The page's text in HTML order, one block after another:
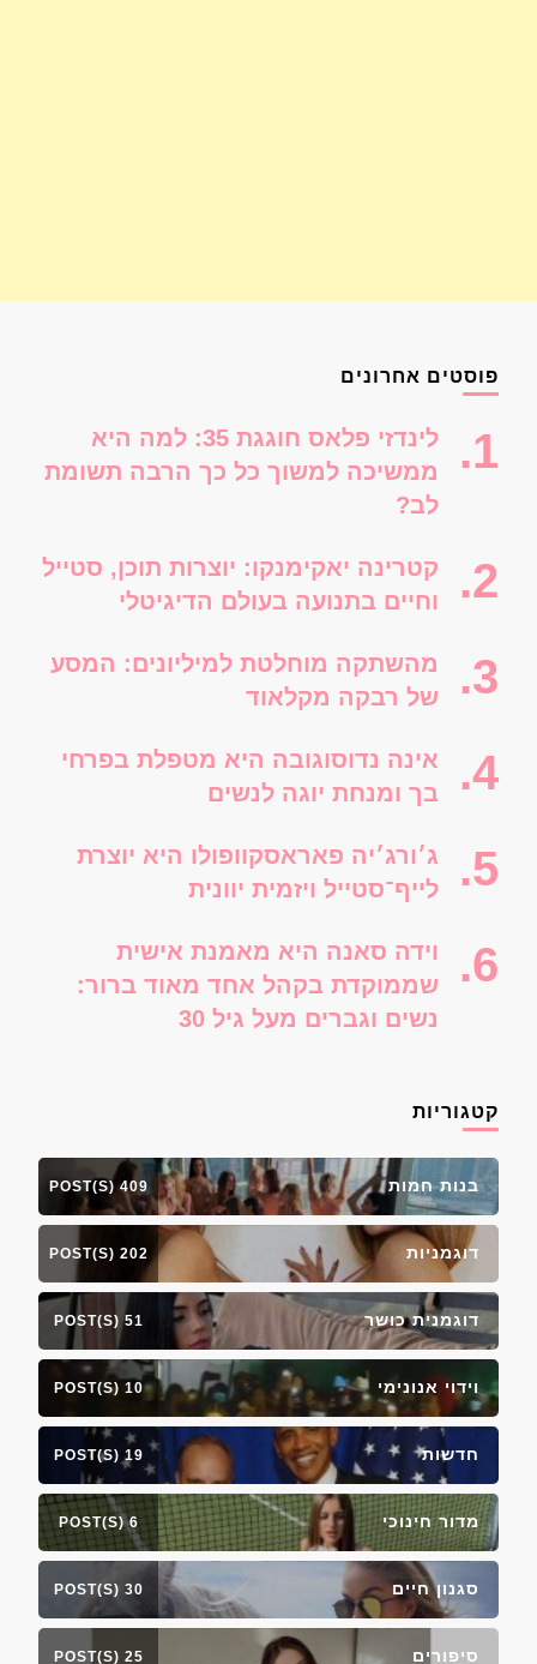
פוסטים אחרונים
לינדזי פלאס חוגגת 35: למה היא
ממשיכה למשוך כל כך הרבה תשומת
לב?
קטרינה יאקימנקו: יוצרות תוכן, סטייל
וחיים בתנועה בעולם הדיגיטלי
מהשתקה מוחלטת למיליונים: המסע
של רבקה מקלאוד
אינה נדוסוגובה היא מטפלת בפרחי
בך ומנחת יוגה לנשים
ג׳ורג׳יה פאראסקוופולו היא יוצרת
לייף־סטייל ויזמית יוונית
וידה סאנה היא מאמנת אישית
שממוקדת בקהל אחד מאוד ברור:
נשים וגברים מעל גיל 30
קטגוריות
בנות חמות 409 POST(S)
דוגמניות 202 POST(S)
דוגמנית כושר 51 POST(S)
וידוי אנונימי 10 POST(S)
חדשות 19 POST(S)
מדור חינוכי 6 POST(S)
סגנון חיים 30 POST(S)
סיפורים 25 POST(S)